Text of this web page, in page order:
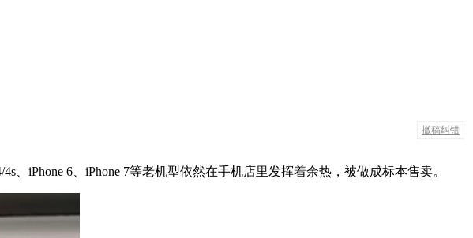
撤稿纠错
、iPhone 6、iPhone 7等老机型依然在手机店里发挥着余热，被做成标本售卖。